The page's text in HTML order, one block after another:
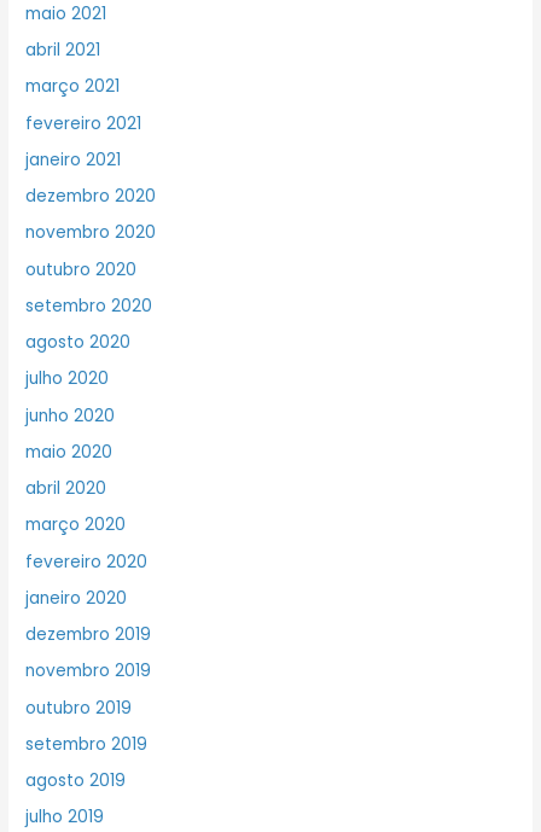
maio 2021
abril 2021
março 2021
fevereiro 2021
janeiro 2021
dezembro 2020
novembro 2020
outubro 2020
setembro 2020
agosto 2020
julho 2020
junho 2020
maio 2020
abril 2020
março 2020
fevereiro 2020
janeiro 2020
dezembro 2019
novembro 2019
outubro 2019
setembro 2019
agosto 2019
julho 2019